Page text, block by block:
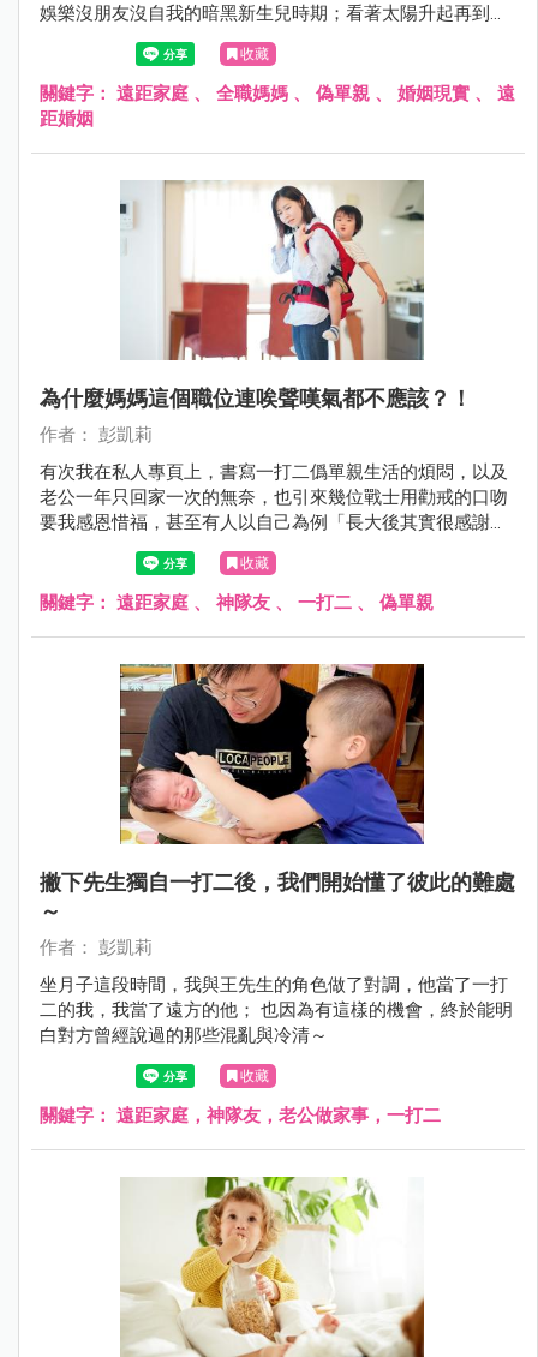
娛樂沒朋友沒自我的暗黑新生兒時期；看著太陽升起再到日
落卻原地踏步的日子，除了孩子我什麼都沒有⋯那時我才發
現，原來當媽媽不是失去自由那麼簡單，根本就是傾出所有
生理與心理，把自己的人生全梭哈了！
收藏
關鍵字： 遠距家庭 、 全職媽媽 、 偽單親 、 婚姻現實 、 遠
距婚姻
為什麼媽媽這個職位連唉聲嘆氣都不應該？！
作者： 彭凱莉
有次我在私人專頁上，書寫一打二僞單親生活的煩悶，以及
老公一年只回家一次的無奈，也引來幾位戰士用勸戒的口吻
要我感恩惜福，甚至有人以自己為例「長大後其實很感謝爸
爸出門賺錢給他們一家，讓他們無後顧之憂」，壓根沒想到
他媽才是那個能讓他爸出遠門都不擔心的關鍵！
收藏
關鍵字： 遠距家庭 、 神隊友 、 一打二 、 偽單親
撇下先生獨自一打二後，我們開始懂了彼此的難處
～
作者： 彭凱莉
坐月子這段時間，我與王先生的角色做了對調，他當了一打
二的我，我當了遠方的他； 也因為有這樣的機會，終於能明
白對方曾經說過的那些混亂與冷清～
收藏
關鍵字： 遠距家庭，神隊友，老公做家事，一打二